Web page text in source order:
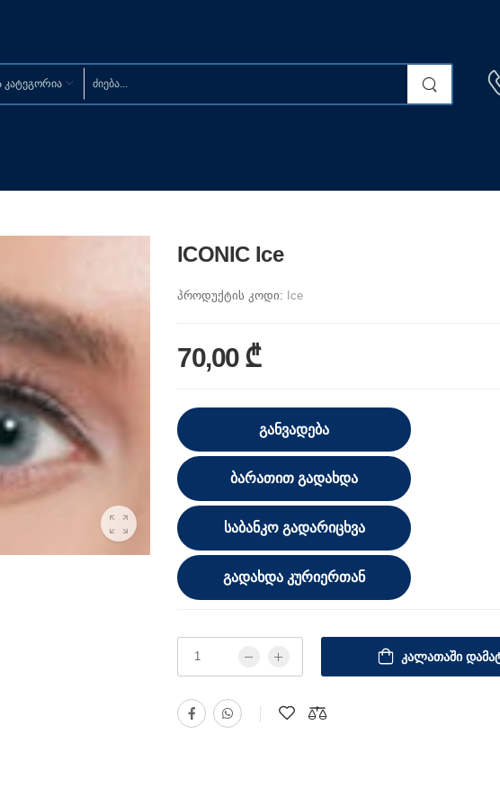
ICONIC Ice
პროდუქტის კოდი: Ice
70,00 ₾
ᲒᲐᲜᲕᲐᲓᲔᲑᲐ
ᲑᲐᲠᲐᲗᲘᲗ ᲒᲐᲓᲐᲮᲓᲐ
ᲡᲐᲑᲐᲜᲙᲝ ᲒᲐᲓᲐᲠᲘᲪᲮᲕᲐ
ᲒᲐᲓᲐᲮᲓᲐ ᲙᲣᲠᲘᲔᲠᲗᲐᲜ
ᲙᲐᲚᲐᲗᲐᲨᲘ